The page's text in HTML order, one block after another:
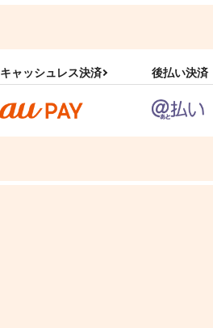
キャッシュレス決済 後払い決済